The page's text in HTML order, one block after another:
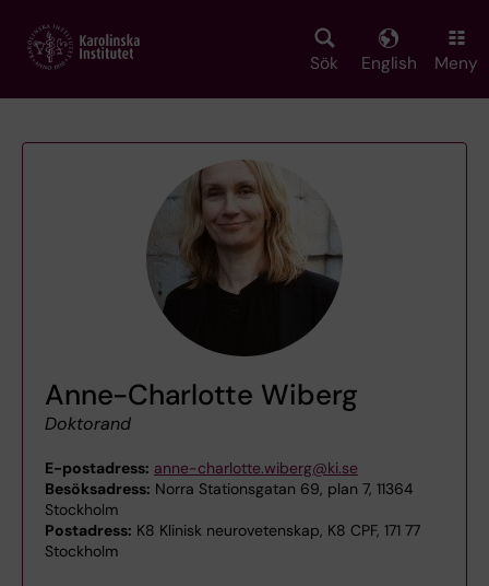
main
Sök English Meny
Anne-Charlotte Wiberg
Doktorand
E-postadress: anne-charlotte.wiberg@ki.se
Besöksadress: Norra Stationsgatan 69, plan 7, 11364
Stockholm
Postadress: K8 Klinisk neurovetenskap, K8 CPF, 171 77
Stockholm